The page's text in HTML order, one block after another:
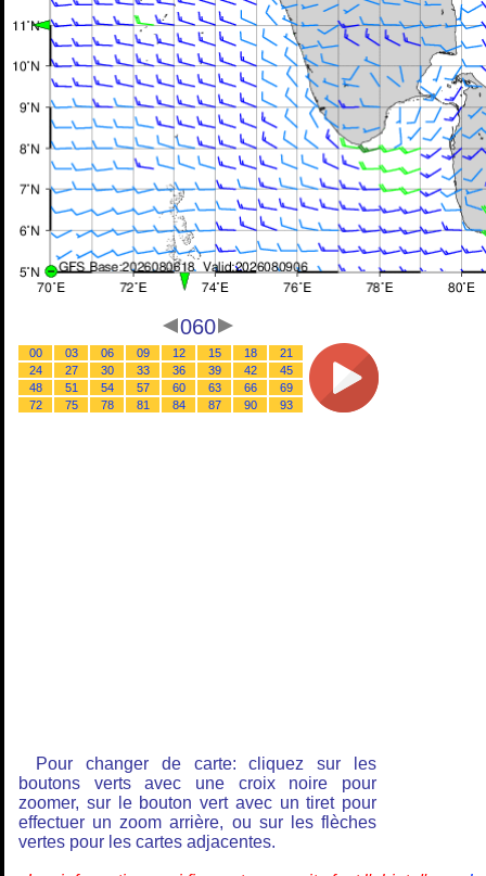
060
00 03 06 09 12 15 18
21
24
27 30 33 36 39 42
45
48
51 54 57 60 63 66
69
72
75 78 81 84 87 90 93
Pour changer de carte: cliquez sur les
boutons verts avec une croix noire pour
zoomer, sur le bouton vert avec un tiret pour
effectuer un zoom arrière, ou sur les flèches
vertes pour les cartes adjacentes.